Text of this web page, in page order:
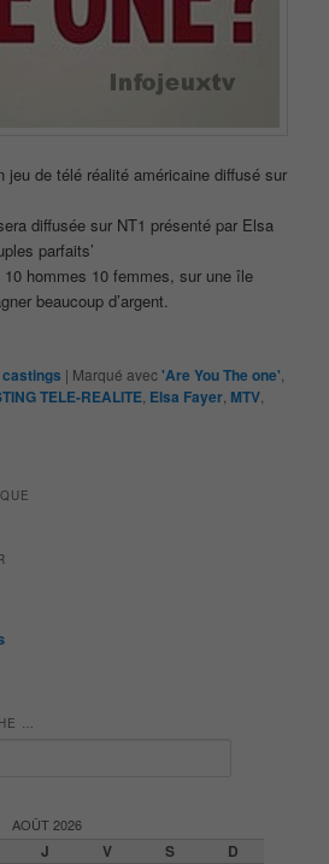
jeu de télé réalité américaine diffusé sur
diffusée sur NT1 présenté par Elsa
parfaits’
hommes 10 femmes, sur une île
beaucoup d’argent.
| Marqué avec'Are You The one'
TELE-REALITE Elsa Fayer MTV
…
AOÛT 2026
J V S D